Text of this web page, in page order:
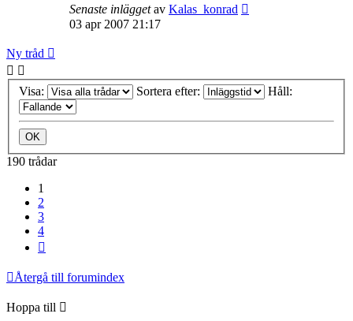
Senaste inläggetav Kalas_konrad
03 apr 2007 21:17
Ny tråd
Visa: Sortera efter: Håll:
190 trådar
1
2
3
4
Återgå till forumindex
Hoppa till